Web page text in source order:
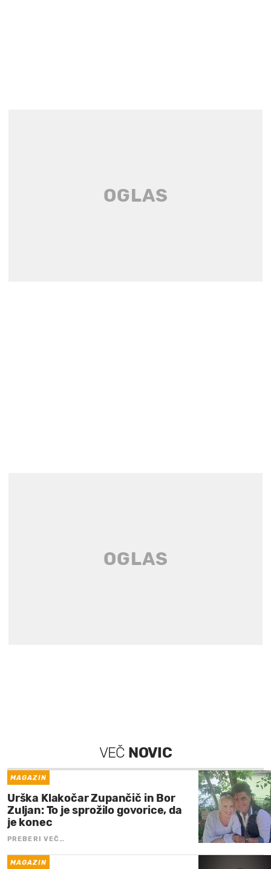
VEČ NOVIC
MAGAZIN
Urška Klakočar Zupančič in Bor
Zuljan: To je sprožilo govorice, da
je konec
PREBERI VEČ…
MAGAZIN